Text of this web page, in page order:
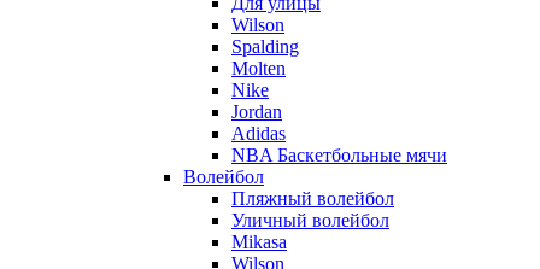
Wilson
Spalding
Molten
Nike
Jordan
Adidas
NBA Баскетбольные мячи
Волейбол
Пляжный волейбол
Уличный волейбол
Mikasa
Wilson